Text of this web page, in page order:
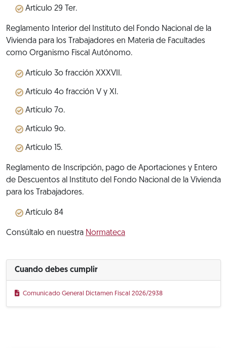
Artículo 29 Ter.
Reglamento Interior del Instituto del Fondo Nacional de la
Vivienda para los Trabajadores en Materia de Facultades
como Organismo Fiscal Autónomo.
Artículo 3o fracción XXXVII.
Artículo 4o fracción V y XI.
Artículo 7o.
Artículo 9o.
Artículo 15.
Reglamento de Inscripción, pago de Aportaciones y Entero
de Descuentos al Instituto del Fondo Nacional de la Vivienda
para los Trabajadores.
Artículo 84
Consúltalo en nuestra Normateca
Cuando debes cumplir
Comunicado General Dictamen Fiscal 2026/2938